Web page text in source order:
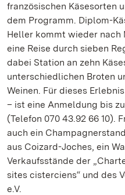
französischen Käsesorten
dem Programm. Diplom-
Heller kommt wieder
eine Reise durch sieben
dabei Station an zehn
unterschiedlichen Broten
Weinen. Für dieses
– ist eine Anmeldung bis
(Telefon 070 43.92 66 10).
auch ein
aus Coizard-Joches, ein
Verkaufsstände der
sites cisterciens“ und des
e.V.